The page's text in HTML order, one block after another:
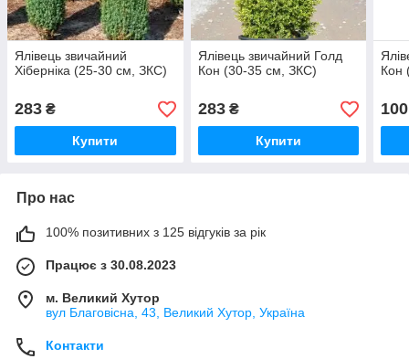
Ялівець звичайний
Хіберніка (25-30 см, ЗКС)
283 ₴
Купити
Ялівець звичайний Голд
Кон (30-35 см, ЗКС)
283₴
Купити
Кон
100
Про нас
100% позитивних з 125 відгуків за рік
Працює з 30.08.2023
м. Великий Хутор
вул Благовісна, 43, Великий Хутор, Україна
Контакти